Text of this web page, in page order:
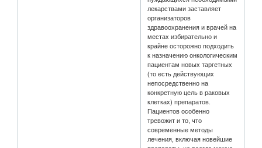
лекарствами заставляет
организаторов
здравоохранения и врачей на
местах избирательно и
крайне осторожно подходить
к назначению онкологическим
пациентам новых таргетных
(то есть действующих
непосредственно на
конкретную цель в раковых
клетках) препаратов.
Пациентов особенно
тревожит и то, что
современные методы
лечения, включая новейшие